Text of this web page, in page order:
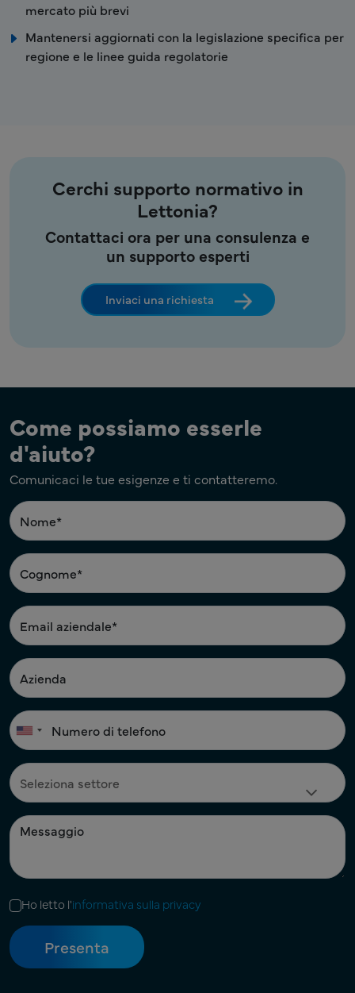
mercato più brevi
Mantenersi aggiornati con la legislazione specifica per
regione e le linee guida regolatorie
Cerchi supporto normativo in
Lettonia?
Contattaci ora per una consulenza e
un supporto esperti
Inviaci una richiesta
Come possiamo esserle
d'aiuto?
Comunicaci le tue esigenze e ti contatteremo.
Ho letto l'informativa sulla privacy